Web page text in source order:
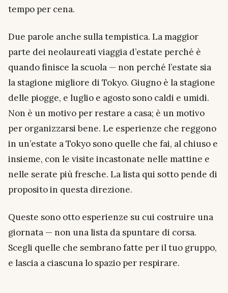
tempo per cena.
Due parole anche sulla tempistica. La maggior
parte dei neolaureati viaggia d’estate perché è
quando finisce la scuola — non perché l’estate sia
la stagione migliore di Tokyo. Giugno è la stagione
delle piogge, e luglio e agosto sono caldi e umidi.
Non è un motivo per restare a casa; è un motivo
per organizzarsi bene. Le esperienze che reggono
in un’estate a Tokyo sono quelle che fai, al chiuso e
insieme, con le visite incastonate nelle mattine e
nelle serate più fresche. La lista qui sotto pende di
proposito in questa direzione.
Queste sono otto esperienze su cui costruire una
giornata — non una lista da spuntare di corsa.
Scegli quelle che sembrano fatte per il tuo gruppo,
e lascia a ciascuna lo spazio per respirare.